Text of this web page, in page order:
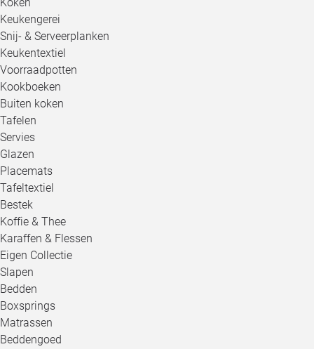
Keukengerei
Snij- & Serveerplanken
Keukentextiel
Voorraadpotten
Kookboeken
Buiten koken
Tafelen
Servies
Glazen
Placemats
Tafeltextiel
Bestek
Koffie & Thee
Karaffen & Flessen
Eigen Collectie
Slapen
Bedden
Boxsprings
Matrassen
Beddengoed